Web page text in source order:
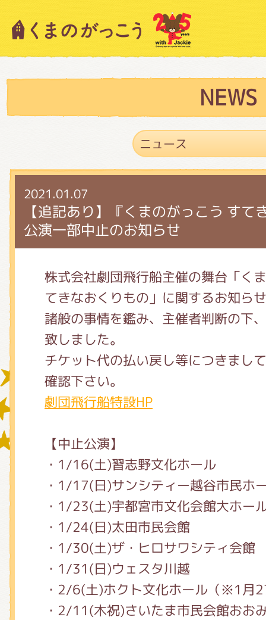
NEWS
2021.01.07
【追記あり】『くまのがっこう す
公演一部中止のお知らせ
株式会社劇団飛行船主催の舞台「く
てきなおくりもの」に関するお知ら
諸般の事情を鑑み、主催者判断の下
致しました。
チケット代の払い戻し等につきまし
確認下さい。
劇団飛行船特設HP
【中止公演】
・1/16(土)習志野文化ホール
・1/17(日)サンシティー越谷市民ホ
・1/23(土)宇都宮市文化会館大ホー
・1/24(日)太田市民会館
・1/30(土)ザ・ヒロサワシティ会館
・1/31(日)ウェスタ川越
・2/6(土)ホクト文化ホール（※1月
・2/11(木祝)さいたま市民会館お
キャラクター紹介
スタッフブログ
絵本・作家紹介
グッズインフォメーション
ミュージカル・コンサート
チア ジャッキーズ！
くまのがっこう しょくいんしつ
くまのがっこう 家庭科部